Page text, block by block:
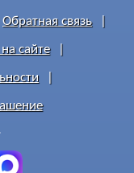
Обратная связь
сайте